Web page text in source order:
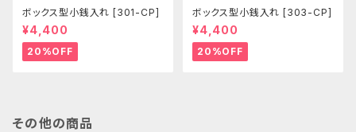
ボックス型小銭入れ [301-CP]
¥4,400
20%OFF
ボックス型小銭入れ [303-CP]
¥4,400
20%OFF
その他の商品